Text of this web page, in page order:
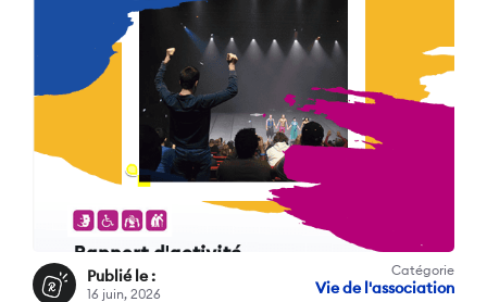
Publié le :
16 juin, 2026
Catégorie
Vie de l'association